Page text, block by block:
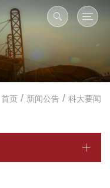
首页 / 新闻公告 / 科大要闻